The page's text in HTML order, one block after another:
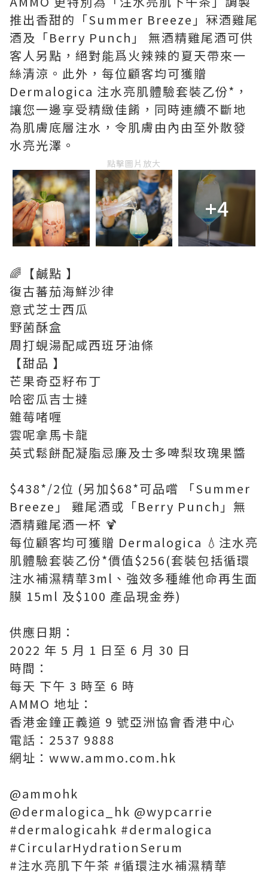
推出香甜的「Summer Breeze」冧酒雞尾
酒及「Berry Punch」 無酒精雞尾酒可供
客人另點，絕對能爲火辣辣的夏天帶來一
絲清涼。此外，每位顧客均可獲贈
Dermalogica 注水亮肌體驗套裝乙份*，
讓您一邊享受精緻佳餚，同時連續不斷地
為肌膚底層注水，令肌膚由內由至外散發
水亮光澤。
點擊圖片放大
+4
🌈【鹹點 】
復古蕃茄海鮮沙律
意式芝士西瓜
野菌酥盒
周打蜆湯配咸西班牙油條
【甜品 】
芒果奇亞籽布丁
哈密瓜吉士撻
雜莓啫喱
雲呢拿馬卡龍
英式鬆餅配凝脂忌廉及士多啤梨玫瑰果醬
$438*/2位 (另加$68*可品嚐 「Summer
Breeze」 雞尾酒或「Berry Punch」無
酒精雞尾酒一杯 🍹
每位顧客均可獲贈 Dermalogica 💧注水亮
肌體驗套裝乙份*價值$256(套裝包括循環
注水補濕精華3ml、強效多種維他命再生面
膜 15ml 及$100 產品現金券)
供應日期：
2022 年 5 月 1 日至 6 月 30 日
時間：
每天 下午 3 時至 6 時
AMMO 地址：
香港金鐘正義道 9 號亞洲協會香港中心
電話：2537 9888
網址：www.ammo.com.hk
@ammohk
@dermalogica_hk @wypcarrie
#dermalogicahk #dermalogica
#CircularHydrationSerum
#注水亮肌下午茶 #循環注水補濕精華